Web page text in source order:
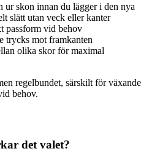
ur skon innan du lägger i den nya
slätt utan veck eller kanter
passform vid behov
trycks mot framkanten
olika skor för maximal
regelbundet, särskilt för växande
behov.
det valet?